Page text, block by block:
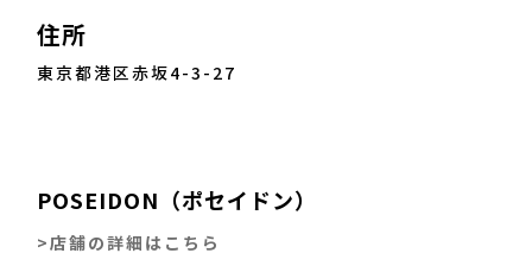
住所
東京都港区赤坂4-3-27
POSEIDON（ポセイドン）
>店舗の詳細はこちら